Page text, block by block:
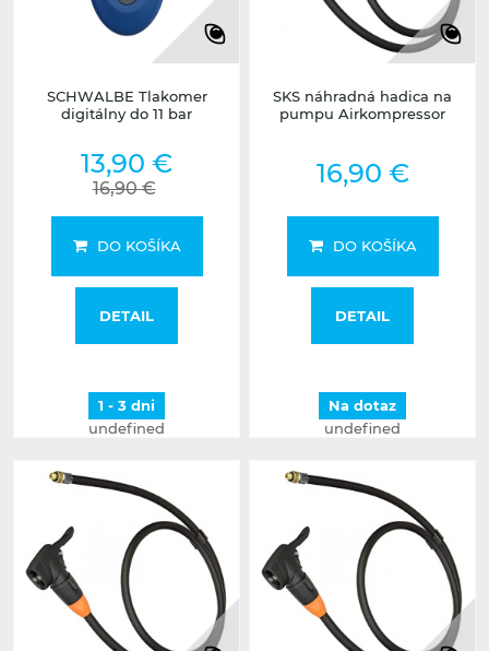
SCHWALBE Tlakomer
digitálny do 11 bar
13,90 €
16,90 €
DO KOŠÍKA
DETAIL
1 - 3 dni
undefined
SKS náhradná hadica na
pumpu Airkompressor
16,90 €
DO KOŠÍKA
DETAIL
Na dotaz
undefined